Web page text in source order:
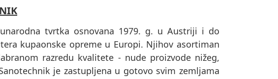
tvrtka osnovana 1979. g. u Austriji i do
kupaonske opreme u Europi. Njihov asortiman
razredu kvalitete - nude proizvode nižeg,
je zastupljena u gotovo svim zemljama